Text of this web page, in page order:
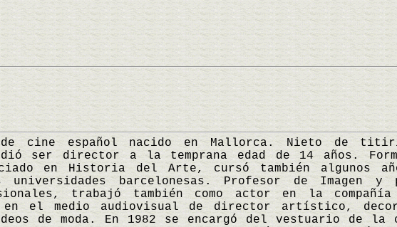
español nacido en Mallorca. Nieto de
ser director a la temprana edad de 14 años.
en Historia del Arte, cursó también algunos
barcelonesas. Profesor de Imagen y
trabajó también como actor en la
en el medio audiovisual de director artístico,
de moda. En 1982 se encargó del vestuario de